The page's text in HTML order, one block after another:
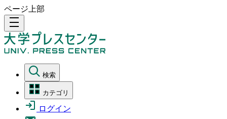
ページ上部
density_medium
検索
カテゴリ
ログイン